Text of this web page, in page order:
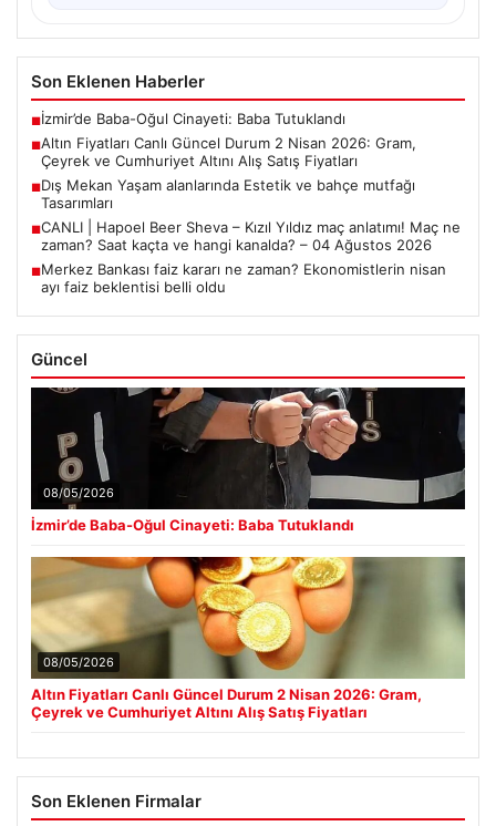
Son Eklenen Haberler
■İzmir’de Baba-Oğul Cinayeti: Baba Tutuklandı
■Altın Fiyatları Canlı Güncel Durum 2 Nisan 2026: Gram,
Çeyrek ve Cumhuriyet Altını Alış Satış Fiyatları
■Dış Mekan Yaşam alanlarında Estetik ve bahçe mutfağı
Tasarımları
■CANLI | Hapoel Beer Sheva – Kızıl Yıldız maç anlatımı! Maç ne
zaman? Saat kaçta ve hangi kanalda? – 04 Ağustos 2026
■Merkez Bankası faiz kararı ne zaman? Ekonomistlerin nisan
ayı faiz beklentisi belli oldu
Güncel
08/05/2026
İzmir’de Baba-Oğul Cinayeti: Baba Tutuklandı
08/05/2026
Altın Fiyatları Canlı Güncel Durum 2 Nisan 2026: Gram,
Çeyrek ve Cumhuriyet Altını Alış Satış Fiyatları
Son Eklenen Firmalar